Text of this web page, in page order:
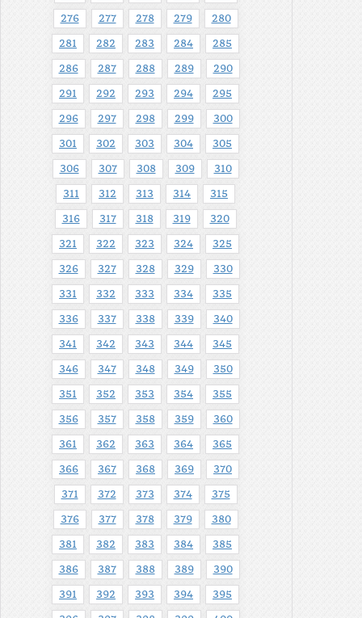
276 277 278 279 280
281 282 283 284 285
286 287 288 289 290
291 292 293 294 295
296 297 298 299 300
301 302 303 304 305
306 307 308 309 310
311 312 313 314 315
316 317 318 319 320
321 322 323 324 325
326 327 328 329 330
331 332 333 334 335
336 337 338 339 340
341 342 343 344 345
346 347 348 349 350
351 352 353 354 355
356 357 358 359 360
361 362 363 364 365
366 367 368 369 370
371 372 373 374 375
376 377 378 379 380
381 382 383 384 385
386 387 388 389 390
391 392 393 394 395